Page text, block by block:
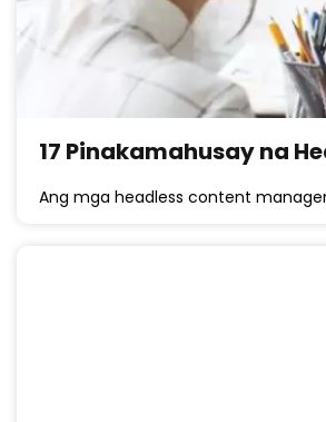
17 Pinakamahusay na
Ang mga headless content